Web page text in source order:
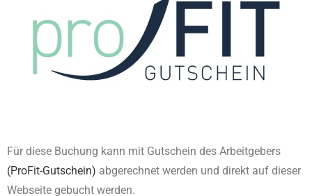
Für diese Buchung kann mit Gutschein des Arbeitgebers
(ProFit-Gutschein) abgerechnet werden und direkt auf dieser
Webseite gebucht werden.